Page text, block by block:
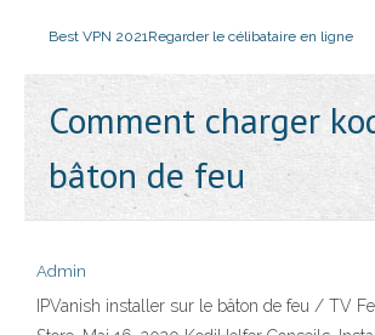
Best VPN 2021Regarder le célibataire en ligne
Comment charger
bâton de feu
Admin
IPVanish installer sur le bâton de feu / TV